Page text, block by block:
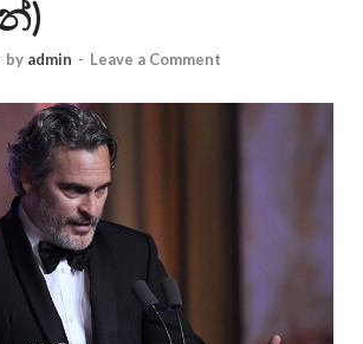
by admin - Leave a Comment